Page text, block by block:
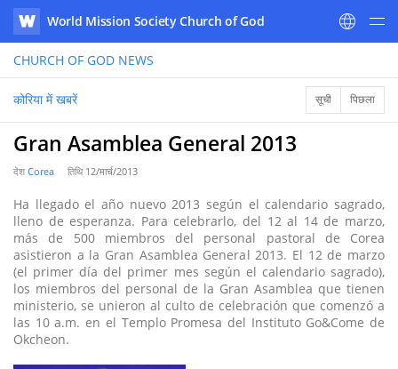
WATV
World Mission Society Church of God
CHURCH OF GOD NEWS
कोरिया में खबरें सूची पिछला
Gran Asamblea General 2013
देश Corea तिथि 12/मार्च/2013
Ha llegado el año nuevo 2013 según el calendario sagrado,
lleno de esperanza. Para celebrarlo, del 12 al 14 de marzo,
más de 500 miembros del personal pastoral de Corea
asistieron a la Gran Asamblea General 2013. El 12 de marzo
(el primer día del primer mes según el calendario sagrado),
los miembros del personal de la Gran Asamblea que tienen
ministerio, se unieron al culto de celebración que comenzó a
las 10 a.m. en el Templo Promesa del Instituto Go&Come de
Okcheon.